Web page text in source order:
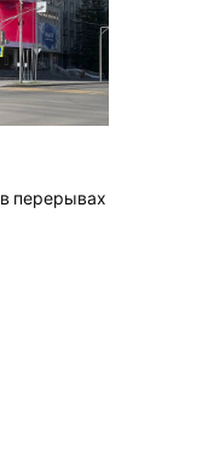
перерывах